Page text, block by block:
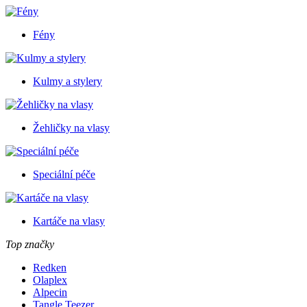
Fény
Kulmy a stylery
Žehličky na vlasy
Speciální péče
Kartáče na vlasy
Top značky
Redken
Olaplex
Alpecin
Tangle Teezer